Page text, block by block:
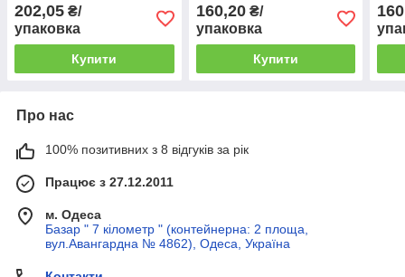
202,05 ₴/
упаковка
Купити
160,20₴/
упаковка
Купити
Про нас
100% позитивних з 8 відгуків за рік
Працює з 27.12.2011
м. Одеса
Базар " 7 кілометр " (контейнерна: 2 площа,
вул.Авангардна № 4862), Одеса, Україна